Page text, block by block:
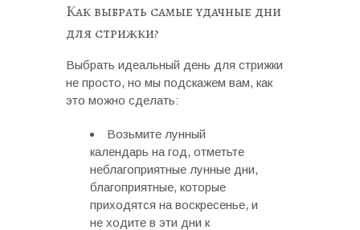
Как выбрать самые удачные дни
для стрижки?
Выбрать идеальный день для стрижки
не просто, но мы подскажем вам, как
это можно сделать:
Возьмите лунный
календарь на год, отметьте
неблагоприятные лунные дни,
благоприятные, которые
приходятся на воскресенье, и
не ходите в эти дни к